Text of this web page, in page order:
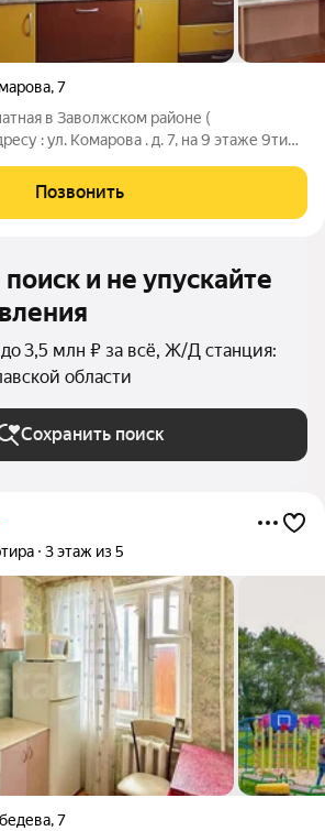
,7
в Заволжском районе (
: ул. Комарова . д. 7, на 9 этаже 9ти
квартиры 33,3 кв.м+ балкон. (кухня 8,5
о
Позвонить
и не упускайте
3,5 млн ₽ за всё, Ж/Д станция:
области
Сохранить поиск
3 этаж из 5
,7